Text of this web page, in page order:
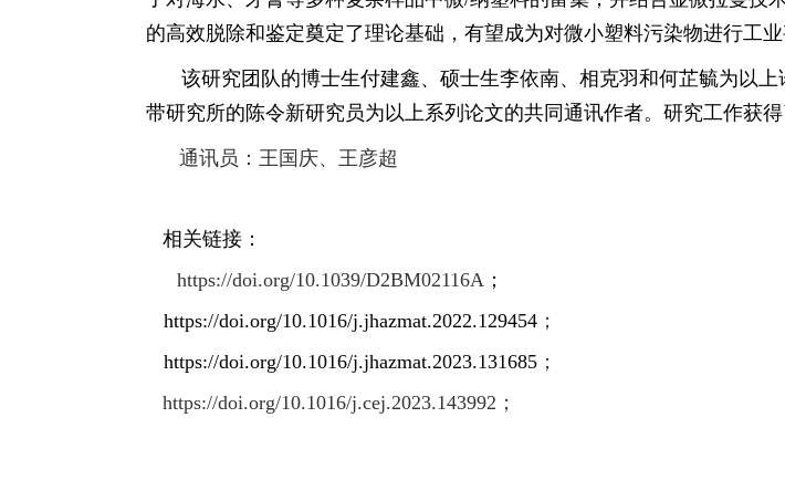
的高效脱除和鉴定奠定了理论基础，有望成为对微小塑料污染物进行工
该研究团队的博士生付建鑫、硕士生李依南、相克羽和何芷毓为以
带研究所的陈令新研究员为以上系列论文的共同通讯作者。研究工作获
通讯员：王国庆、王彦超
相关链接：
https://doi.org/10.1039/D2BM02116A ；
https://doi.org/10.1016/j.jhazmat.2022.129454 ；
https://doi.org/10.1016/j.jhazmat.2023.131685 ；
https://doi.org/10.1016/j.cej.2023.143992 ；